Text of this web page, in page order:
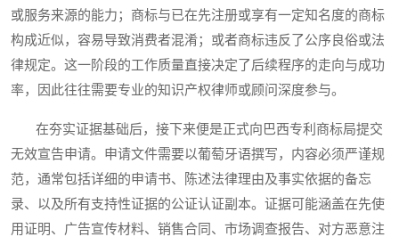
或服务来源的能力；商标与已在先注册或享有一定知名度的商标
构成近似，容易导致消费者混淆；或者商标违反了公序良俗或法
律规定。这一阶段的工作质量直接决定了后续程序的走向与成功
率，因此往往需要专业的知识产权律师或顾问深度参与。
在夯实证据基础后，接下来便是正式向巴西专利商标局提交
无效宣告申请。申请文件需要以葡萄牙语撰写，内容必须严谨规
范，通常包括详细的申请书、陈述法律理由及事实依据的备忘
录、以及所有支持性证据的公证认证副本。证据可能涵盖在先使
用证明、广告宣传材料、销售合同、市场调查报告、对方恶意注